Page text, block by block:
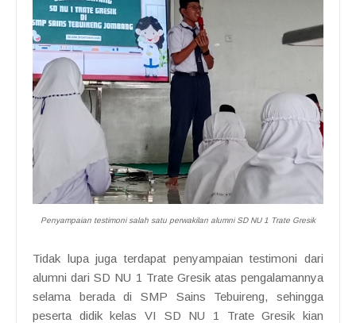
Penyampaian testimoni salah satu perwakilan alumni SD NU 1 Trate Gresik
Tidak lupa juga terdapat penyampaian testimoni dari
alumni dari SD NU 1 Trate Gresik atas pengalamannya
selama berada di SMP Sains Tebuireng, sehingga
peserta didik kelas VI SD NU 1 Trate Gresik kian